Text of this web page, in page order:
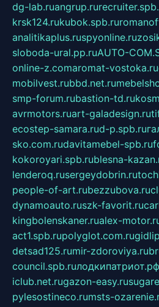
dg-lab.ruangrup.ru
krsk124.rukubok.spb.ru
analitikaplus.ruspyonline.ru
sloboda-ural.pp.ruAUTO-
online-z.comaromat-vostoka.ru
mobilvest.rubbd.net.ru
smp-forum.rubastion-td.ru
avrmotors.ruart-galadesign.ru
ecostep-samara.rud-p.spb.ru
sko.com.rudavitamebel-spb.ru
kokoroyari.spb.rublesna-
lenderoq.rusergeydobrin.ru
people-of-art.rubezzubova.ru
dynamoauto.ruszk-favorit.ru
kingbolenskaner.rualex-
act1.spb.rupolyglot.com.ru
detsad125.rumir-zdoroviya.ru
council.spb.ruлодкипатриот.рф
iclub.net.rugazon-easy.ru
pylesostineco.rumsts-